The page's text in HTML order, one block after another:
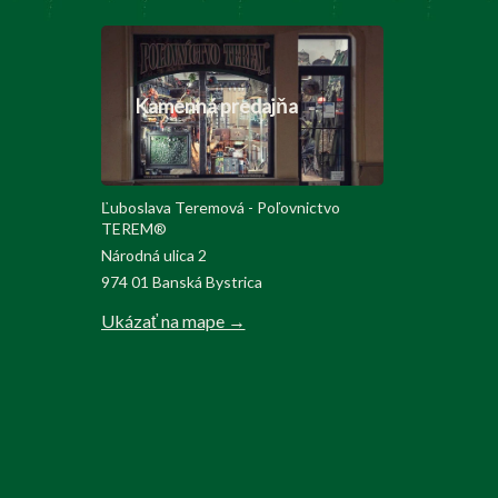
Kamenná predajňa
Ľuboslava Teremová - Poľovnictvo
TEREM®
Národná ulica 2
974 01 Banská Bystrica
Ukázať na mape →